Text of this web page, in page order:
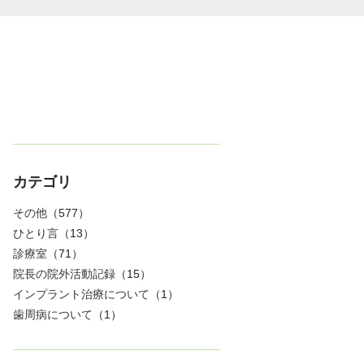
カテゴリ
その他 （577）
ひとり言 （13）
診療室 （71）
院長の院外活動記録 （15）
インプラント治療について （1）
歯周病について （1）